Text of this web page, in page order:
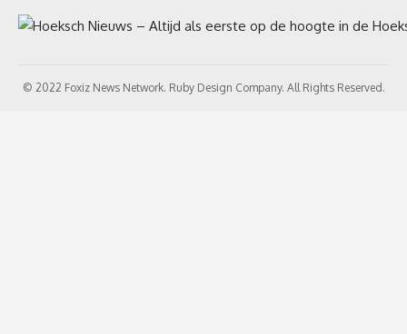
© 2022 Foxiz News Network. Ruby Design Company. All Rights Reserved.